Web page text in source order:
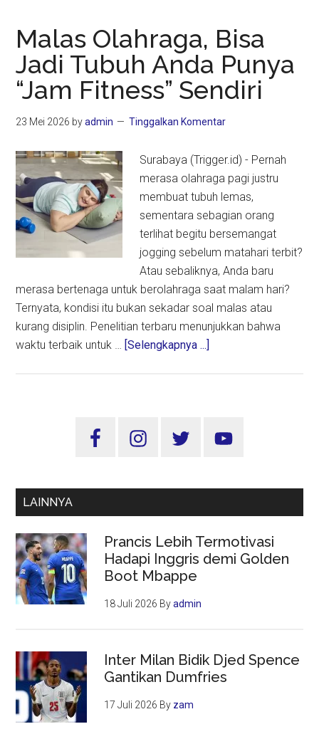
Malas Olahraga, Bisa
Jadi Tubuh Anda Punya
“Jam Fitness” Sendiri
23 Mei 2026 byadmin Tinggalkan Komentar
Surabaya (Trigger.id) - Pernah
merasa olahraga pagi justru
membuat tubuh lemas,
sementara sebagian orang
terlihat begitu bersemangat
jogging sebelum matahari terbit?
Atau sebaliknya, Anda baru
merasa bertenaga untuk berolahraga saat malam hari?
Ternyata, kondisi itu bukan sekadar soal malas atau
kurang disiplin. Penelitian terbaru menunjukkan bahwa
waktu terbaik untuk … [Selengkapnya ...]
Tubuh
“Jam
Sidebar
LAINNYA
Prancis Lebih Termotivasi
Hadapi Inggris demi Golden
Boot Mbappe
18 Juli 2026 Byadmin
Inter Milan Bidik Djed Spence
Gantikan Dumfries
17 Juli 2026 By zam